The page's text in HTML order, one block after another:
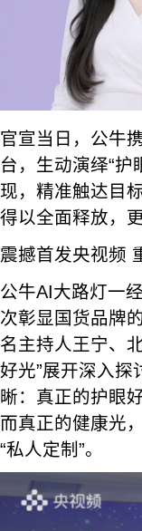
官宣当日，公牛
台，生动演绎“
现，精准触达目
得以全面释放，
震撼首发央视频
公牛AI大路灯一
次彰显国货品牌
名主持人王宁、
好光”展开深入
晰：真正的护眼
而真正的健康光
“私人定制”。